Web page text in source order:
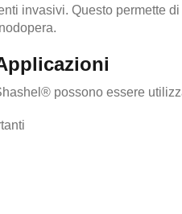
invasivi. Questo permette
possono essere